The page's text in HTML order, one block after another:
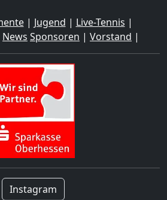
| Jugend | Live-Tennis |
News Sponsoren | Vorstand |
Instagram